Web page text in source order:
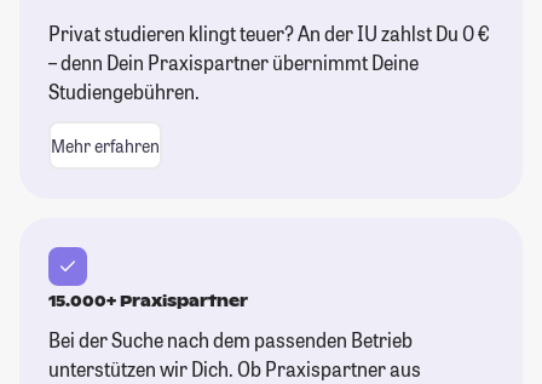
Privat studieren klingt teuer? An der IU zahlst Du 0 €
– denn Dein Praxispartner übernimmt Deine
Studiengebühren.
Mehr erfahren
15.000+ Praxispartner
Bei der Suche nach dem passenden Betrieb
unterstützen wir Dich. Ob Praxispartner aus